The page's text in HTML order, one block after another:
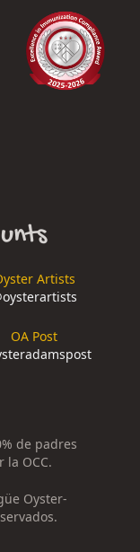
Artists
oysterartists
OA Post
de padres
la OCC.
Oyster-